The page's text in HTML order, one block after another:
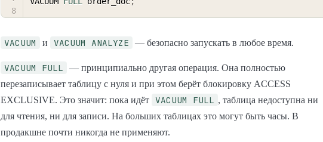
VACUUM и VACUUM ANALYZE — безопасно запускать в любое время.
VACUUM FULL
— принципиально другая операция. Она полностью
перезаписывает таблицу с нуля и при этом берёт блокировку ACCESS
EXCLUSIVE. Это значит: пока идёт VACUUM FULL , таблица недоступна ни
для чтения, ни для записи. На больших таблицах это могут быть часы. В
продакшне почти никогда не применяют.